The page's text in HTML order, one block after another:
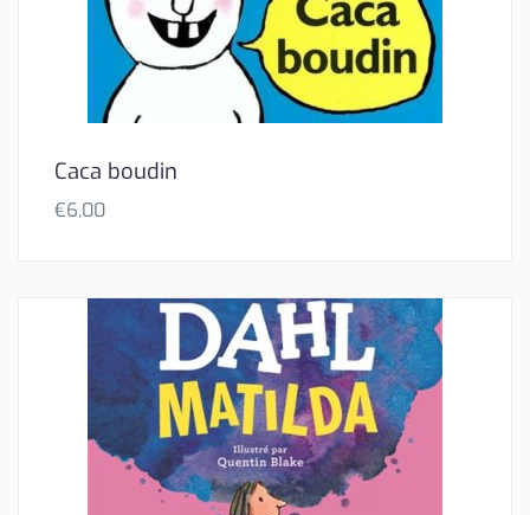
Caca boudin
€6,00